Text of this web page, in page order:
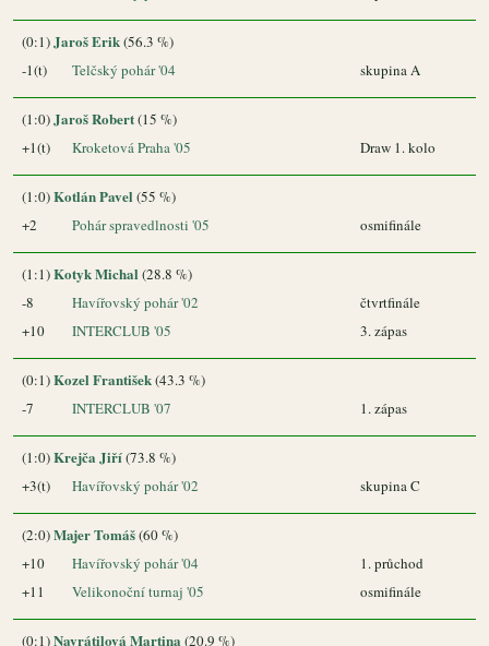
(0:1)Jaroš Erik(56.3 %)
-1(t)
Telčský pohár '04 skupina A
(1:0)Jaroš Robert(15 %)
+1(t)
Kroketová Praha '05 Draw 1. kolo
(1:0)Kotlán Pavel (55 %)
+2
Pohár spravedlnosti '05 osmifinále
(1:1)Kotyk Michal (28.8 %)
-8
Havířovský pohár '02
čtvrtfinále
+10
INTERCLUB '05 3. zápas
(0:1)Kozel František(43.3 %)
-7
INTERCLUB '07 1. zápas
(1:0)Krejča Jiří(73.8 %)
+3(t)
Havířovský pohár '02 skupina C
(2:0)Majer Tomáš(60 %)
+10
Havířovský pohár '04
1. průchod
+11
Velikonoční turnaj '05 osmifinále
(0:1)Navrátilová Martina (20.9 %)